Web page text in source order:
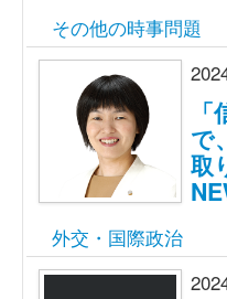
その他の時事問題
で
取
外交・国際政治